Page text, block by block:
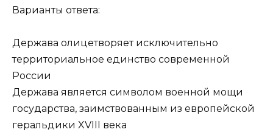
Варианты ответа:
Держава олицетворяет исключительно
территориальное единство современной
России
Держава является символом военной мощи
государства, заимствованным из европейской
геральдики XVIII века